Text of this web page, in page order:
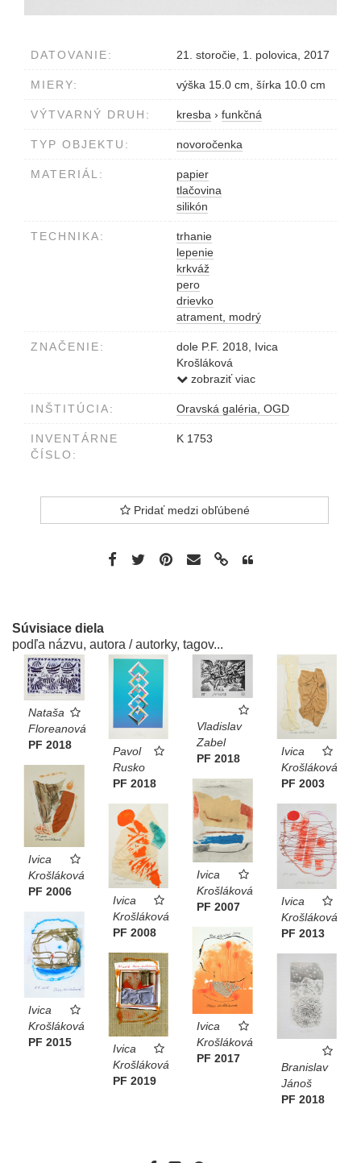
DATOVANIE: 21. storočie, 1. polovica, 2017
MIERY: výška 15.0 cm, šírka 10.0 cm
VÝTVARNÝ DRUH: kresba › funkčná
TYP OBJEKTU: novoročenka
MATERIÁL:
papier
tlačovina
silikón
TECHNIKA:
trhanie
lepenie
krkváž
pero
drievko
atrament, modrý
ZNAČENIE:
dole P.F. 2018, Ivica
Krošláková
modrým perom
zobraziť viac
INŠTITÚCIA: Oravská galéria, OGD
INVENTÁRNE
ČÍSLO:
K 1753
Pridať medzi obľúbené
Súvisiace diela
podľa názvu, autora / autorky, tagov...
Nataša
Floreanová
PF 2018
Pavol
Rusko
PF 2018
Vladislav
Zabel
PF 2018
Ivica
Krošláková
PF 2003
Ivica
Krošláková
PF 2006
Ivica
Krošláková
PF 2007
Ivica
Krošláková
PF 2008
Ivica
Krošláková
PF 2013
Ivica
Krošláková
PF 2015
Ivica
Krošláková
PF 2017
Ivica
Krošláková
PF 2019
Branislav
Jánoš
PF 2018